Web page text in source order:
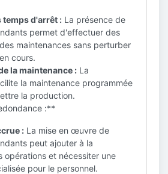
temps d'arrêt : La présence de
permet d'effectuer des
maintenances sans perturber
cours.
la maintenance : La
la maintenance programmée
la production.
:**
: La mise en œuvre de
peut ajouter à la
opérations et nécessiter une
pour le personnel.